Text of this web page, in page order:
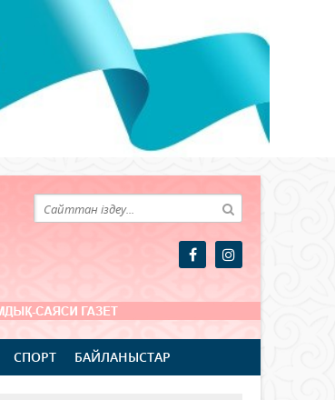
СПОРТ БАЙЛАНЫСТАР